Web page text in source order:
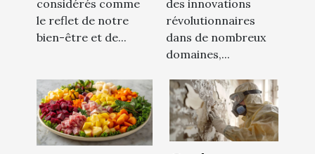
considérés comme
le reflet de notre
bien-être et de...
des innovations
révolutionnaires
dans de nombreux
domaines,...